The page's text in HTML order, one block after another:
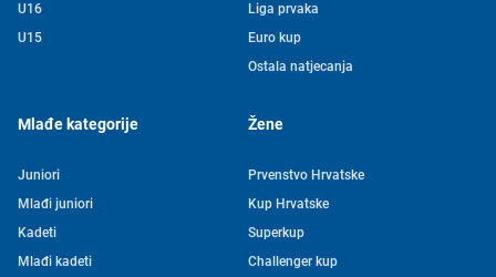
U16
U15
Liga prvaka
Euro kup
Ostala natjecanja
Mlađe kategorije
Juniori
Mlađi juniori
Kadeti
Mlađi kadeti
Žene
Prvenstvo Hrvatske
Kup Hrvatske
Superkup
Challenger kup